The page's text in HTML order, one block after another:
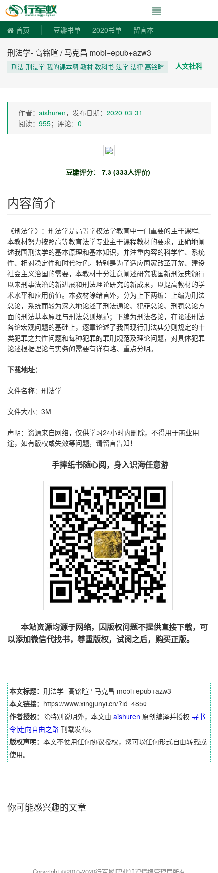
寻书令|走向自
首页 豆瓣书单 2020书单 留言本
刑法学- 高铭暄 / 马克昌 mobi+epub+azw3
刑法 刑法学 我的课本啊 教材 教科书 法学 法律 高铭暄 人文社科
作者： aishuren，发布日期： 2020-03-31
阅读： 955；评论： 0
豆瓣评分： 7.3 (333人评价)
内容简介
《刑法学》：刑法学是高等学校法学教育中一门重要的主干课程。
本教材努力按照高等教育法学专业主干课程教材的要求，正确地阐
述我国刑法学的基本原理和基本知识，并注重内容的科学性、系统
性、相对稳定性和时代特色。特别是为了适应国家改革开放、建设
社会主义治国的需要，本教材十分注意阐述研究我国新刑法典颁行
以来刑事法治的新进展和刑法理论研究的新成果，以提高教材的学
术水平和应用价值。本教材除绪言外，分为上下两编：上编为刑法
总论，系统而较为深入地论述了刑法通论、犯罪总论、刑罚总论方
面的刑法基本原理与刑法总则规范；下编为刑法各论，在论述刑法
各论宏观问题的基础上，逐章论述了我国现行刑法典分则规定的十
类犯罪之共性问题和每种犯罪的罪刑规范及理论问题，对具体犯罪
论述根据理论与实务的需要有详有略、重点分明。
下载地址：
文件名称：刑法学
文件大小：3M
声明：资源来自网络，仅供学习24小时内删除，不得用于商业用
途，如有版权或失效等问题，请留言告知！
手捧纸书随心阅，身入识海任意游
本站资源均源于网络，因版权问题不提供直接下载，可
以添加微信代找书，尊重版权，试阅之后，购买正版。
本文标题： 刑法学- 高铭暄 / 马克昌 mobi+epub+azw3
本文链接： https://www.xingjunyi.cn/?id=4850
作者授权： 除特别说明外，本文由 aishuren 原创编译并授权 寻书
令|走向自由之路 刊载发布。
版权声明： 本文不使用任何协议授权，您可以任何形式自由转载或
使用。
你可能感兴趣的文章